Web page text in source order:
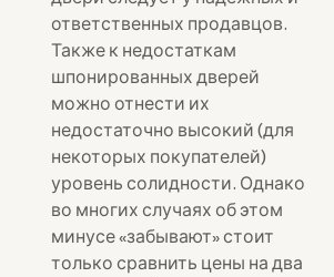
ответственных продавцов.
Также к недостаткам
шпонированных дверей
можно отнести их
недостаточно высокий (для
некоторых покупателей)
уровень солидности. Однако
во многих случаях об этом
минусе «забывают» стоит
только сравнить цены на два